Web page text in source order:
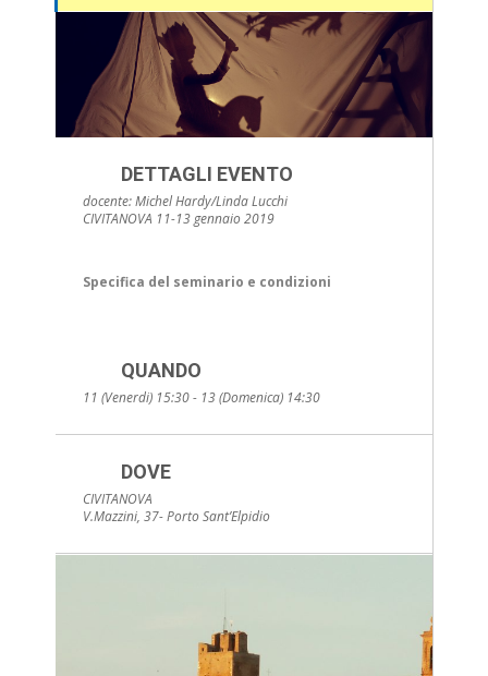
DETTAGLI EVENTO
docente: Michel Hardy/Linda Lucchi
CIVITANOVA 11-13 gennaio 2019
Specifica del seminario e condizioni
QUANDO
11 (Venerdi) 15:30 - 13 (Domenica) 14:30
DOVE
CIVITANOVA
V.Mazzini, 37- Porto Sant’Elpidio